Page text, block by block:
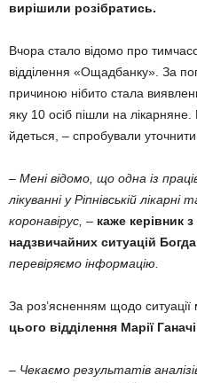
вирішили розібратись.
Вчора стало відомо про
відділення «Ощадбанку». За
причиною нібито стала
яку 10 осіб пішли на
йдеться, – спробували
– Мені відомо, що одна із
лікуванні у Ріпнівській
коронавірус, – каже керівник з
надзвичайних ситуацій
перевіряємо інформацію.
За роз’ясненням щодо
цього відділення Марії
– Чекаємо результатів